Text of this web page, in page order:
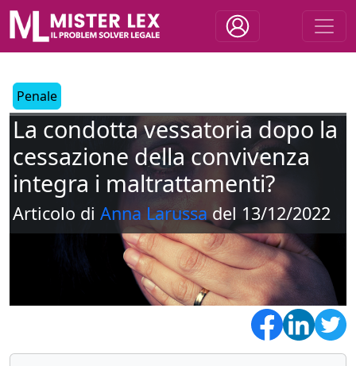
Penale
La condotta vessatoria dopo la
cessazione della convivenza
integra i maltrattamenti?
Articolo di Anna Larussadel 13/12/2022